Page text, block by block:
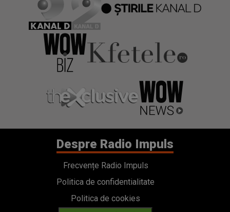
Despre Radio Impuls
Frecvențe Radio Impuls
Politica de confidentialitate
Politica de cookies